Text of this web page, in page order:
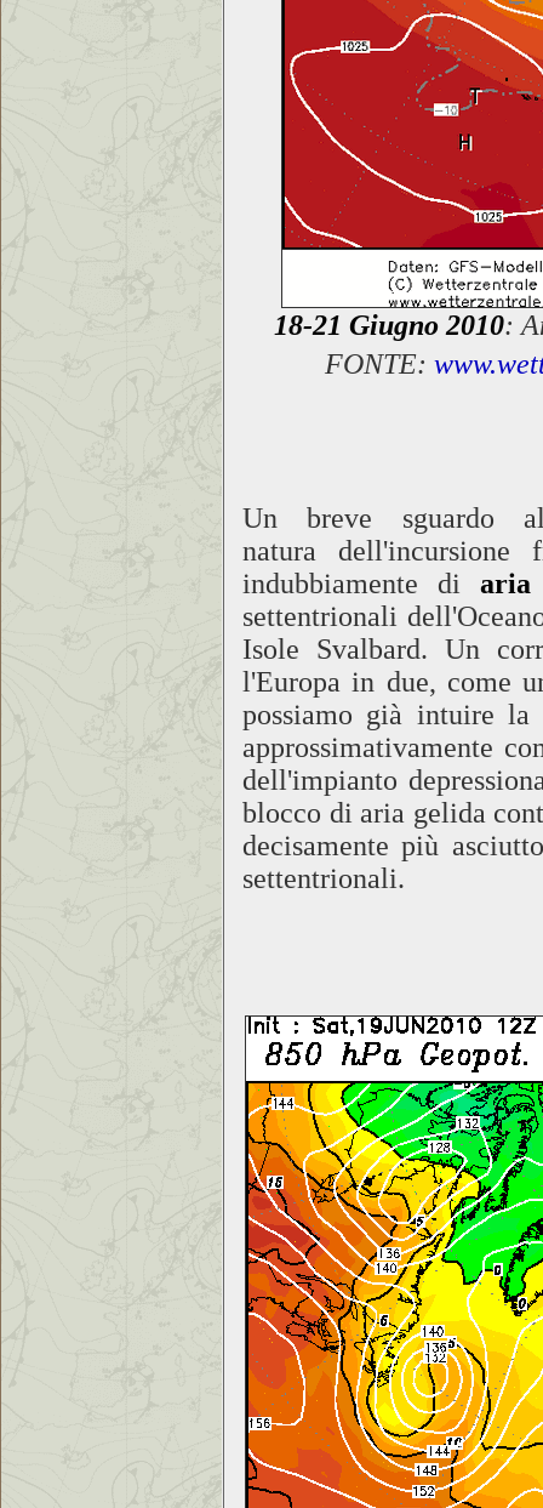
18-21 Giugno 2010:
FONTE:
Un breve sguardo
natura
indubbiamente di aria
settentrionali
Isole Svalbard. Un
l'Europa in due, come
possiamo già intuire la
approssimativamente
dell'impianto
blocco di aria gelida
decisamente più
settentrionali.